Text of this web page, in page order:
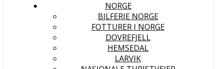
NORGE
BILFERIE NORGE
FOTTURER I NORGE
DOVREFJELL
HEMSEDAL
LARVIK